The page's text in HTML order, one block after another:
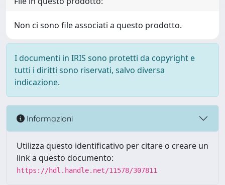
Non ci sono file associati a questo prodotto.
I documenti in IRIS sono protetti da copyright e
tutti i diritti sono riservati, salvo diversa
indicazione.
Informazioni
Utilizza questo identificativo per citare o creare un
link a questo documento:
https://hdl.handle.net/11578/307811